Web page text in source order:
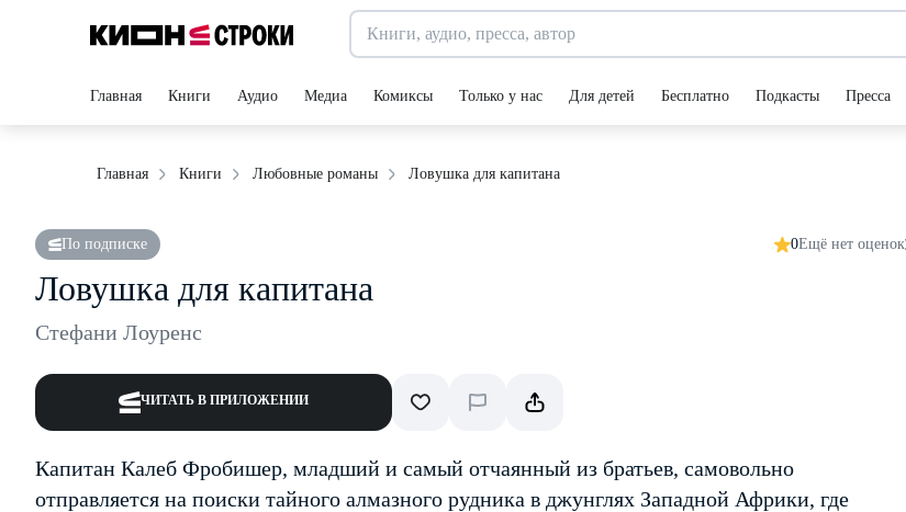
Главная Книги Аудио Медиа Комиксы Только у нас Для детей Бесплатно Подкасты Пресса
Главная Книги Любовные романы Ловушка для капитана
По подписке 0Ещё нет оценок
Ловушка для капитана
Стефани Лоуренс
ЧИТАТЬ В ПРИЛОЖЕНИИ
Капитан Калеб Фробишер, младший и самый отчаянный из братьев, самовольно
отправляется на поиски тайного алмазного рудника в джунглях Западной Африки, где